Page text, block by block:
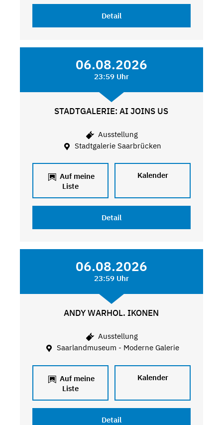
Detail
06.08.2026
23:59 Uhr
STADTGALERIE: AI JOINS US
Ausstellung
Stadtgalerie Saarbrücken
Auf meine
Liste
Kalender
Detail
06.08.2026
23:59 Uhr
ANDY WARHOL. IKONEN
Ausstellung
Saarlandmuseum - Moderne Galerie
Auf meine
Liste
Kalender
Detail